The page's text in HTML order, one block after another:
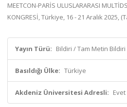
MEETCON-PARİS ULUSLARARASI
KONGRESİ, Türkiye, 16 - 21 Aralık 2025,
Yayın Türü: Bildiri / Tam Metin Bildiri
Basıldığı Ülke: Türkiye
Akdeniz Üniversitesi Adresli: Evet